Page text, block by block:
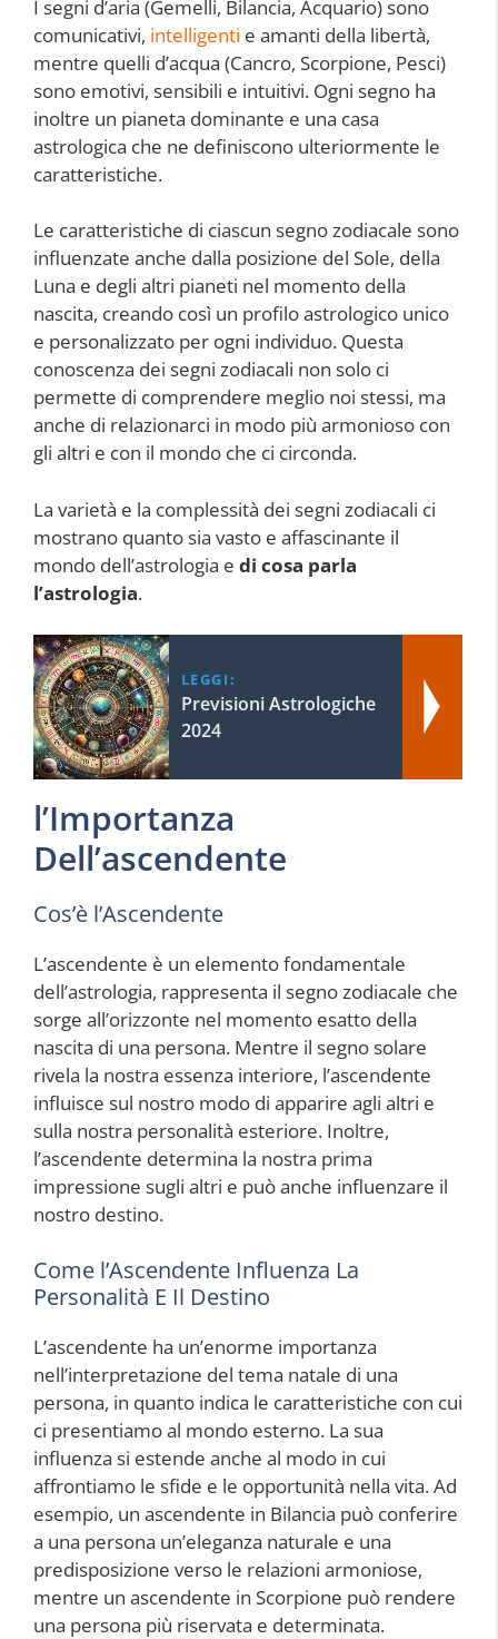
I segni d’aria (Gemelli, Bilancia, Acquario) sono
comunicativi, intelligenti e amanti della libertà,
mentre quelli d’acqua (Cancro, Scorpione, Pesci)
sono emotivi, sensibili e intuitivi. Ogni segno ha
inoltre un pianeta dominante e una casa
astrologica che ne definiscono ulteriormente le
caratteristiche.
Le caratteristiche di ciascun segno zodiacale sono
influenzate anche dalla posizione del Sole, della
Luna e degli altri pianeti nel momento della
nascita, creando così un profilo astrologico unico
e personalizzato per ogni individuo. Questa
conoscenza dei segni zodiacali non solo ci
permette di comprendere meglio noi stessi, ma
anche di relazionarci in modo più armonioso con
gli altri e con il mondo che ci circonda.
La varietà e la complessità dei segni zodiacali ci
mostrano quanto sia vasto e affascinante il
mondo dell’astrologia e di cosa parla
l’astrologia.
LEGGI:
Previsioni Astrologiche
2024
l’Importanza
Dell’ascendente
Cos’è l’Ascendente
L’ascendente è un elemento fondamentale
dell’astrologia, rappresenta il segno zodiacale che
sorge all’orizzonte nel momento esatto della
nascita di una persona. Mentre il segno solare
rivela la nostra essenza interiore, l’ascendente
influisce sul nostro modo di apparire agli altri e
sulla nostra personalità esteriore. Inoltre,
l’ascendente determina la nostra prima
impressione sugli altri e può anche influenzare il
nostro destino.
Come l’Ascendente Influenza La
Personalità E Il Destino
L’ascendente ha un’enorme importanza
nell’interpretazione del tema natale di una
persona, in quanto indica le caratteristiche con cui
ci presentiamo al mondo esterno. La sua
influenza si estende anche al modo in cui
affrontiamo le sfide e le opportunità nella vita. Ad
esempio, un ascendente in Bilancia può conferire
a una persona un’eleganza naturale e una
predisposizione verso le relazioni armoniose,
mentre un ascendente in Scorpione può rendere
una persona più riservata e determinata.